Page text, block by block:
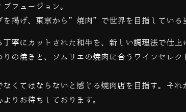
フュージョン。
を掲げ、東京から”焼肉”で世界を目指している
寧にカットされた和牛を、新しい調理法で仕上
の焼きと、ソムリエの焼肉に合うワインセレク
くてはならないと感じる焼肉店を目指す。それ
りお待ちしております。